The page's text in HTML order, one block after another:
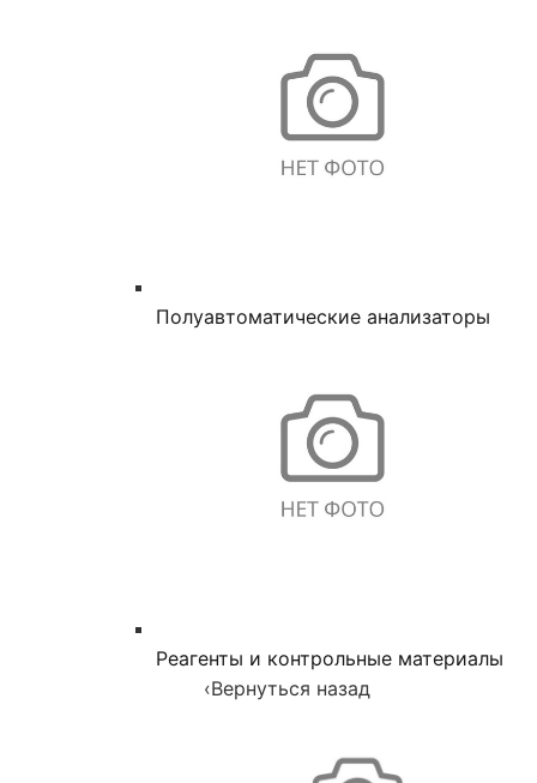
Полуавтоматические анализаторы
Реагенты и контрольные материалы
‹Вернуться назад